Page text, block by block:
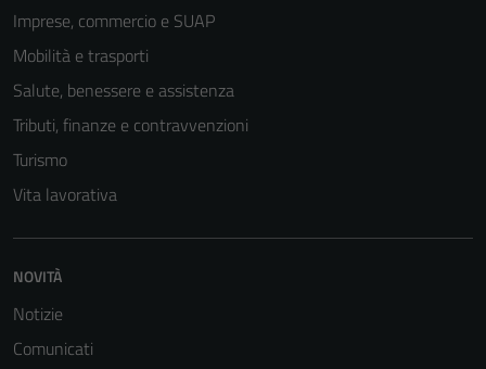
Imprese, commercio e SUAP
Mobilità e trasporti
Salute, benessere e assistenza
Tributi, finanze e contravvenzioni
Turismo
Vita lavorativa
NOVITÀ
Notizie
Comunicati